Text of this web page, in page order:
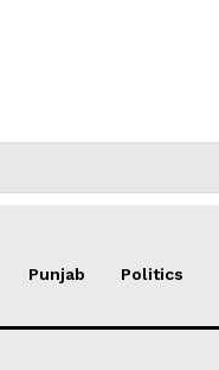
Punjab Politics